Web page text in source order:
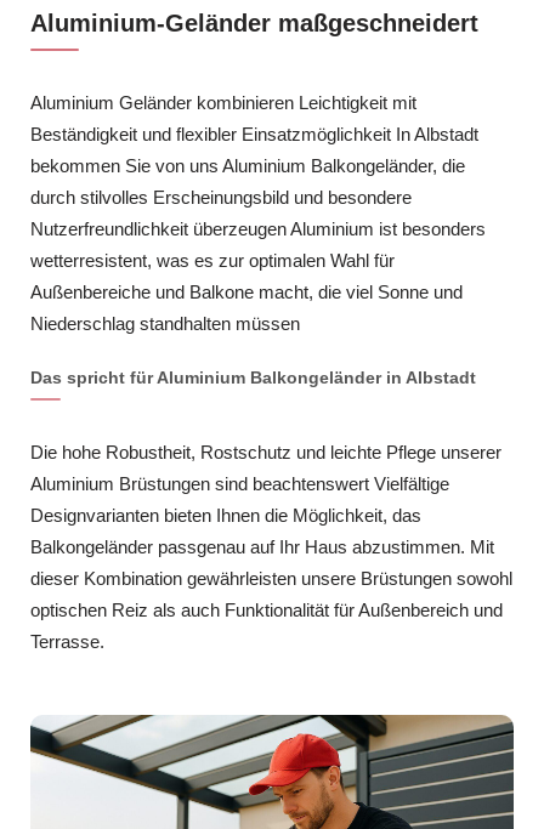
Aluminium-Geländer maßgeschneidert
Aluminium Geländer kombinieren Leichtigkeit mit
Beständigkeit und flexibler Einsatzmöglichkeit In Albstadt
bekommen Sie von uns Aluminium Balkongeländer, die
durch stilvolles Erscheinungsbild und besondere
Nutzerfreundlichkeit überzeugen Aluminium ist besonders
wetterresistent, was es zur optimalen Wahl für
Außenbereiche und Balkone macht, die viel Sonne und
Niederschlag standhalten müssen
Das spricht für Aluminium Balkongeländer in Albstadt
Die hohe Robustheit, Rostschutz und leichte Pflege unserer
Aluminium Brüstungen sind beachtenswert Vielfältige
Designvarianten bieten Ihnen die Möglichkeit, das
Balkongeländer passgenau auf Ihr Haus abzustimmen. Mit
dieser Kombination gewährleisten unsere Brüstungen sowohl
optischen Reiz als auch Funktionalität für Außenbereich und
Terrasse.